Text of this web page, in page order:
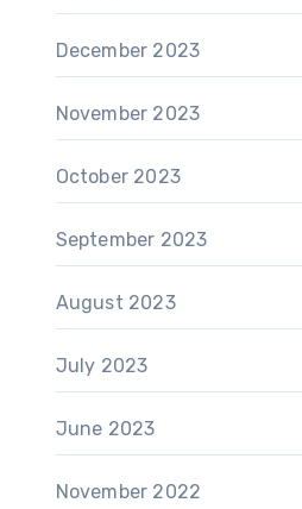
December 2023
November 2023
October 2023
September 2023
August 2023
July 2023
June 2023
November 2022